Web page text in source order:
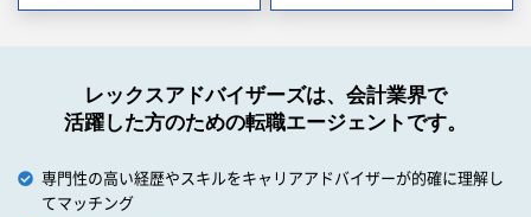
レックスアドバイザーズは、会計業界で
活躍した方のための転職エージェントです。
専門性の高い経歴やスキルをキャリアアドバイザーが的確に理解し
てマッチング